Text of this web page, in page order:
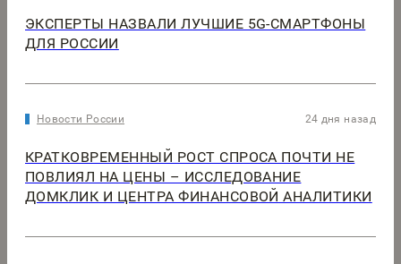
ЭКСПЕРТЫ НАЗВАЛИ ЛУЧШИЕ 5G-СМАРТФОНЫ
ДЛЯ РОССИИ
Новости России 24 дня назад
КРАТКОВРЕМЕННЫЙ РОСТ СПРОСА ПОЧТИ НЕ
ПОВЛИЯЛ НА ЦЕНЫ – ИССЛЕДОВАНИЕ
ДОМКЛИК И ЦЕНТРА ФИНАНСОВОЙ АНАЛИТИКИ